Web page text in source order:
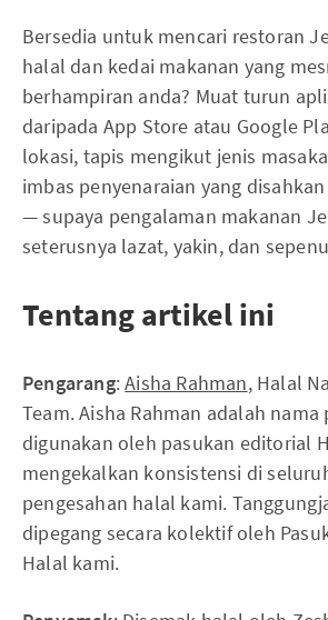
Bersedia untuk mencari restoran
halal dan kedai makanan yang
berhampiran anda? Muat turun
daripada App Store atau Google
lokasi, tapis mengikut jenis
imbas penyenaraian yang
— supaya pengalaman makanan
seterusnya lazat, yakin, dan
Tentang artikel ini
Pengarang:Aisha Rahman, Halal
Team. Aisha Rahman adalah nama
digunakan oleh pasukan editorial
mengekalkan konsistensi di
pengesahan halal kami.
dipegang secara kolektif oleh
Halal kami.